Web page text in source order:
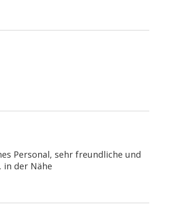
Personal, sehr freundliche und
in der Nähe